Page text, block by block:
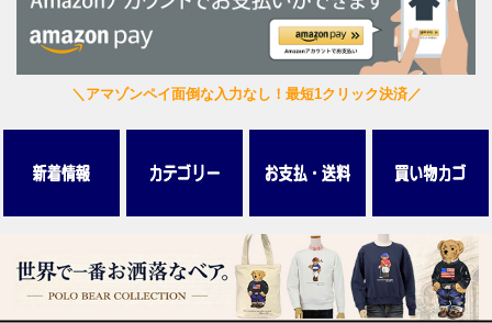
＼アマゾンペイ面倒な入力なし！最短1クリック決済／